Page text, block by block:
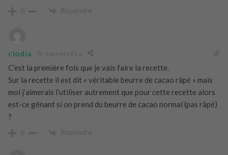
0 Répondre
clodia 9 années il y a
C’est la première fois que je vais faire la recette.
Sur la recette il est dit « véritable beurre de cacao râpé » mais
moi j’aimerais l’utiliser autrement que pour cette recette alors
est-ce gênant si on prend du beurre de cacao normal (pas râpé)
?
0 Répondre